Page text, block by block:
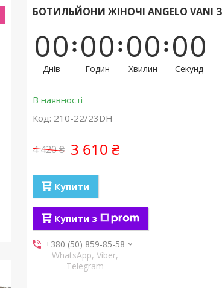
БОТИЛЬЙОНИ ЖІНОЧІ ANGELO VANI
00
Днів
00
Годин
00
Хвилин
00
Секунд
В наявності
Код: 210-22/23DH
4 420 ₴ 3 610 ₴
Купити
Купити з
+380 (50) 859-85-58
WhatsApp, Viber,
Telegram